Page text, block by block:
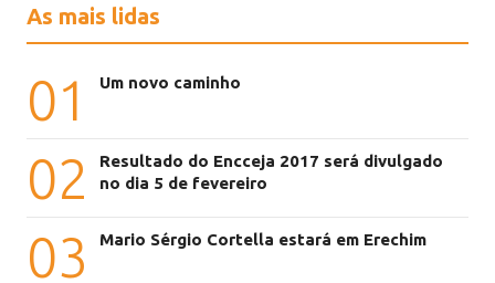
As mais lidas
01 Um novo caminho
02
Resultado do Encceja 2017 será divulgado
no dia 5 de fevereiro
03 Mario Sérgio Cortella estará em Erechim